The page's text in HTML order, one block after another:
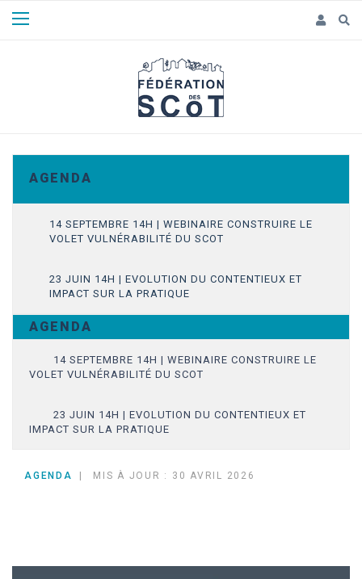
A G E N D A
14 SEPTEMBRE 14H | WEBINAIRE CONSTRUIRE LE
VOLET VULNÉRABILITÉ DU SCOT
23 JUIN 14H | EVOLUTION DU CONTENTIEUX ET
IMPACT SUR LA PRATIQUE
A G E N D A
14 SEPTEMBRE 14H | WEBINAIRE CONSTRUIRE LE
VOLET VULNÉRABILITÉ DU SCOT
23 JUIN 14H | EVOLUTION DU CONTENTIEUX ET
IMPACT SUR LA PRATIQUE
AGENDA MIS À JOUR : 30 AVRIL 2026